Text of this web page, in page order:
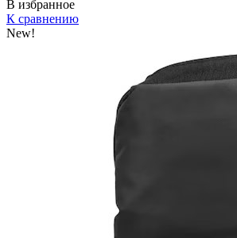
В избранное
К сравнению
New!